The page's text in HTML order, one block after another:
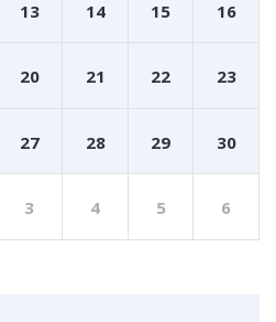
13 14 15 16
20 21 22 23
27 28 29 30
3 4 5 6